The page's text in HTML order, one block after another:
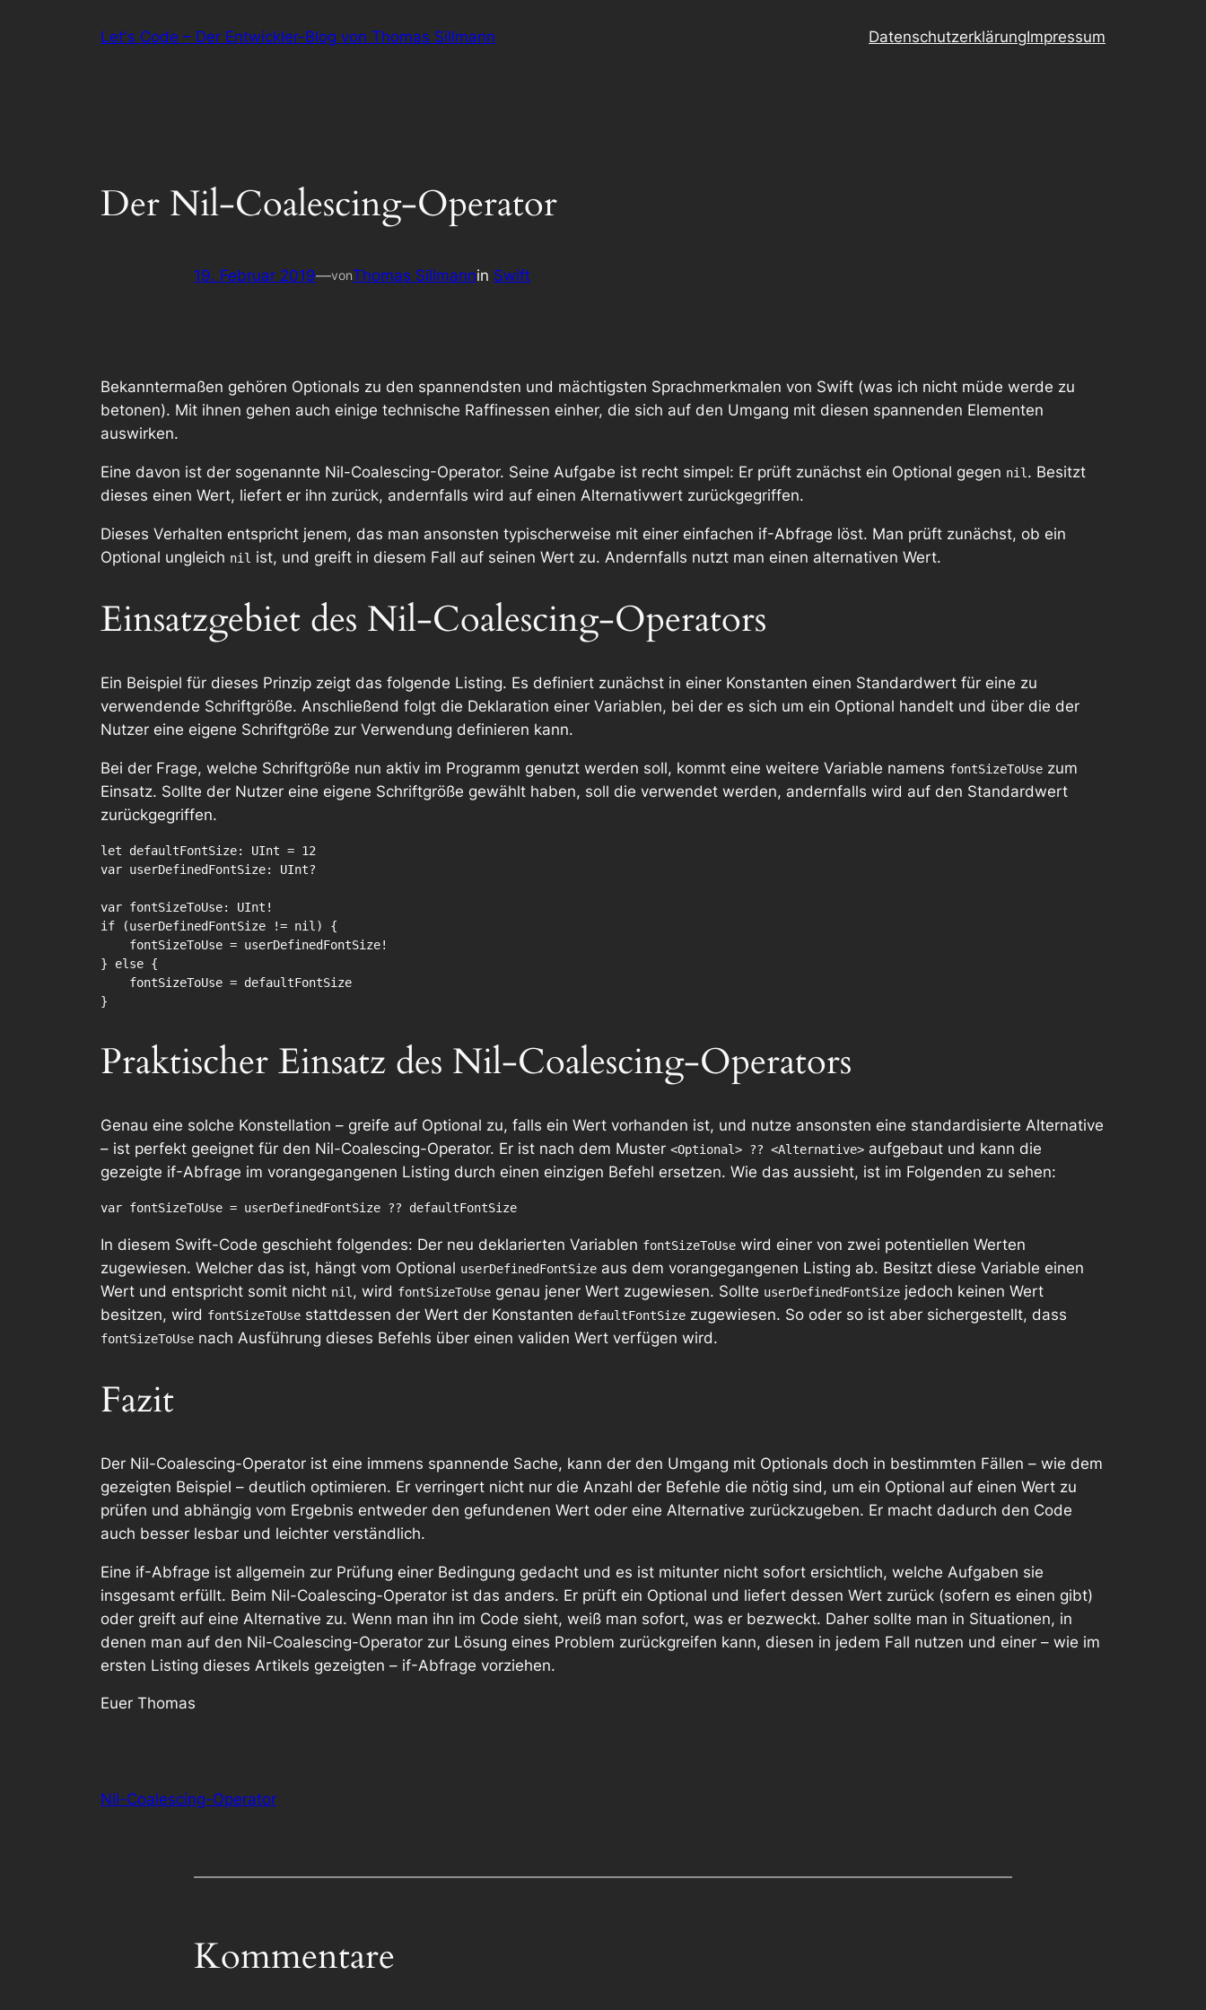
Let's Code – Der Entwickler-Blog von Thomas Sillmann DatenschutzerklärungImpressum
Der Nil-Coalescing-Operator
19. Februar 2019—vonThomas Sillmannin Swift
Bekanntermaßen gehören Optionals zu den spannendsten und mächtigsten Sprachmerkmalen von Swift (was ich nicht müde werde zu
betonen). Mit ihnen gehen auch einige technische Raffinessen einher, die sich auf den Umgang mit diesen spannenden Elementen
auswirken.
Eine davon ist der sogenannte Nil-Coalescing-Operator. Seine Aufgabe ist recht simpel: Er prüft zunächst ein Optional gegen nil . Besitzt
dieses einen Wert, liefert er ihn zurück, andernfalls wird auf einen Alternativwert zurückgegriffen.
Dieses Verhalten entspricht jenem, das man ansonsten typischerweise mit einer einfachen if-Abfrage löst. Man prüft zunächst, ob ein
Optional ungleich nil ist, und greift in diesem Fall auf seinen Wert zu. Andernfalls nutzt man einen alternativen Wert.
Einsatzgebiet des Nil-Coalescing-Operators
Ein Beispiel für dieses Prinzip zeigt das folgende Listing. Es definiert zunächst in einer Konstanten einen Standardwert für eine zu
verwendende Schriftgröße. Anschließend folgt die Deklaration einer Variablen, bei der es sich um ein Optional handelt und über die der
Nutzer eine eigene Schriftgröße zur Verwendung definieren kann.
Bei der Frage, welche Schriftgröße nun aktiv im Programm genutzt werden soll, kommt eine weitere Variable namens fontSizeToUse zum
Einsatz. Sollte der Nutzer eine eigene Schriftgröße gewählt haben, soll die verwendet werden, andernfalls wird auf den Standardwert
zurückgegriffen.
let defaultFontSize: UInt = 12
var userDefinedFontSize: UInt?
var fontSizeToUse: UInt!
if (userDefinedFontSize != nil) {
    fontSizeToUse = userDefinedFontSize!
} else {
    fontSizeToUse = defaultFontSize
Praktischer Einsatz des Nil-Coalescing-Operators
Genau eine solche Konstellation – greife auf Optional zu, falls ein Wert vorhanden ist, und nutze ansonsten eine standardisierte Alternative
– ist perfekt geeignet für den Nil-Coalescing-Operator. Er ist nach dem Muster <Optional> ?? <Alternative> aufgebaut und kann die
gezeigte if-Abfrage im vorangegangenen Listing durch einen einzigen Befehl ersetzen. Wie das aussieht, ist im Folgenden zu sehen:
In diesem Swift-Code geschieht folgendes: Der neu deklarierten Variablen fontSizeToUse wird einer von zwei potentiellen Werten
zugewiesen. Welcher das ist, hängt vom Optional userDefinedFontSize aus dem vorangegangenen Listing ab. Besitzt diese Variable einen
Wert und entspricht somit nicht nil , wird fontSizeToUse genau jener Wert zugewiesen. Sollte userDefinedFontSize jedoch keinen Wert
besitzen, wird fontSizeToUse stattdessen der Wert der Konstanten defaultFontSize zugewiesen. So oder so ist aber sichergestellt, dass
fontSizeToUse nach Ausführung dieses Befehls über einen validen Wert verfügen wird.
Fazit
Der Nil-Coalescing-Operator ist eine immens spannende Sache, kann der den Umgang mit Optionals doch in bestimmten Fällen – wie dem
gezeigten Beispiel – deutlich optimieren. Er verringert nicht nur die Anzahl der Befehle die nötig sind, um ein Optional auf einen Wert zu
prüfen und abhängig vom Ergebnis entweder den gefundenen Wert oder eine Alternative zurückzugeben. Er macht dadurch den Code
auch besser lesbar und leichter verständlich.
Eine if-Abfrage ist allgemein zur Prüfung einer Bedingung gedacht und es ist mitunter nicht sofort ersichtlich, welche Aufgaben sie
insgesamt erfüllt. Beim Nil-Coalescing-Operator ist das anders. Er prüft ein Optional und liefert dessen Wert zurück (sofern es einen gibt)
oder greift auf eine Alternative zu. Wenn man ihn im Code sieht, weiß man sofort, was er bezweckt. Daher sollte man in Situationen, in
denen man auf den Nil-Coalescing-Operator zur Lösung eines Problem zurückgreifen kann, diesen in jedem Fall nutzen und einer – wie im
ersten Listing dieses Artikels gezeigten – if-Abfrage vorziehen.
Euer Thomas
Nil-Coalescing-Operator
Kommentare